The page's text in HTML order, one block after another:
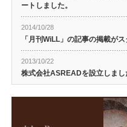
ートしました。
2014/10/28
「月刊WiLL」の記事の掲載がス
2013/10/22
株式会社ASREADを設立しまし